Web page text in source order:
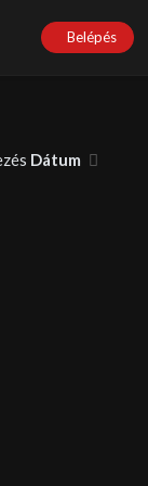
Belépés
Dátum